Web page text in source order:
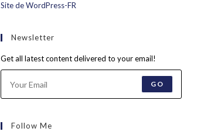
Site de WordPress-FR
Newsletter
Get all latest content delivered to your email!
GO
Follow Me